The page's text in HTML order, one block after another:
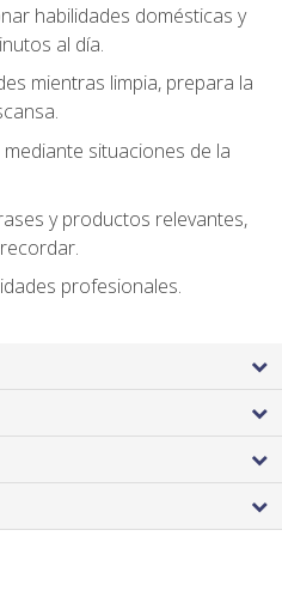
habilidades domésticas y
al día.
mientras limpia, prepara la
situaciones de la
y productos relevantes,
profesionales.